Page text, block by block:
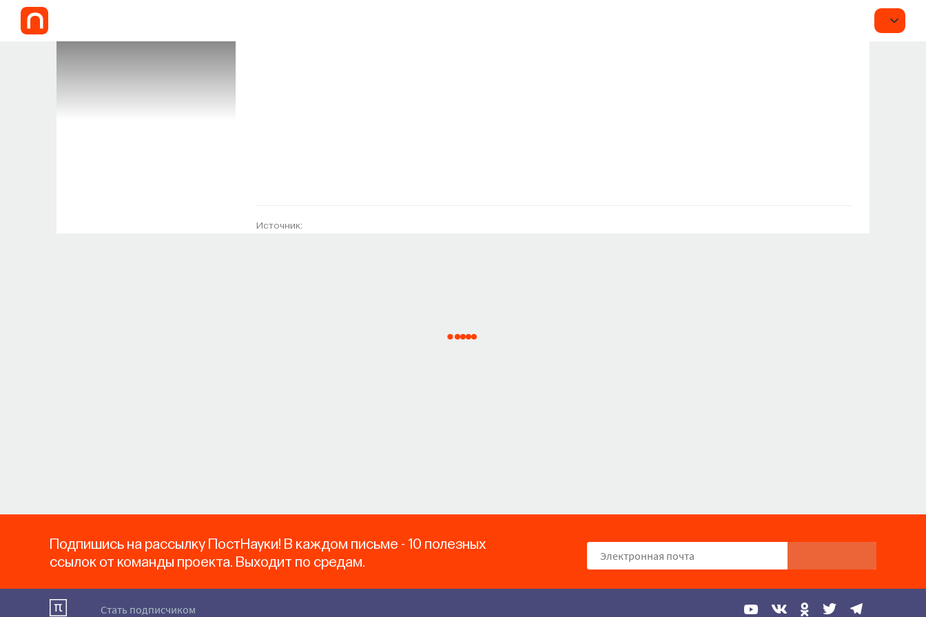
Источник:
Подпишись на рассылку ПостНауки! В каждом письме - 10 полезных
ссылок от команды проекта. Выходит по средам.
Стать подписчиком